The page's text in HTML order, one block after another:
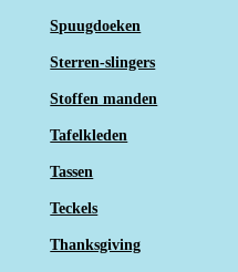
Spuugdoeken
Sterren-slingers
Stoffen manden
Tafelkleden
Tassen
Teckels
Thanksgiving